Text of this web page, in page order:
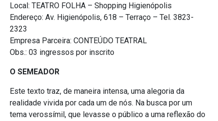
Local: TEATRO FOLHA – Shopping Higienópolis
Endereço: Av. Higienópolis, 618 – Terraço – Tel. 3823-
2323
Empresa Parceira: CONTEÚDO TEATRAL
Obs.: 03 ingressos por inscrito
O SEMEADOR
Este texto traz, de maneira intensa, uma alegoria da
realidade vivida por cada um de nós. Na busca por um
tema verossímil, que levasse o público a uma reflexão do